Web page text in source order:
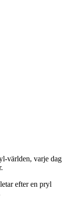
världen, varje dag
efter en pryl